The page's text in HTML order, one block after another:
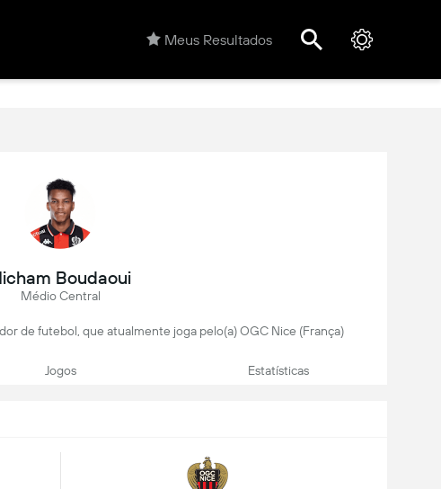
Meus Resultados
Boudaoui
Médio Central
de futebol, que atualmente joga pelo(a) OGC Nice (França)
Jogos Estatísticas